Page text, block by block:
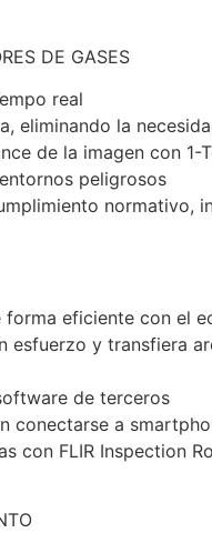
DE GASES
real
eliminando la
de la imagen con 1-
peligrosos
normativo,
eficiente con el
esfuerzo y transfiera
de terceros
conectarse a
con FLIR Inspection